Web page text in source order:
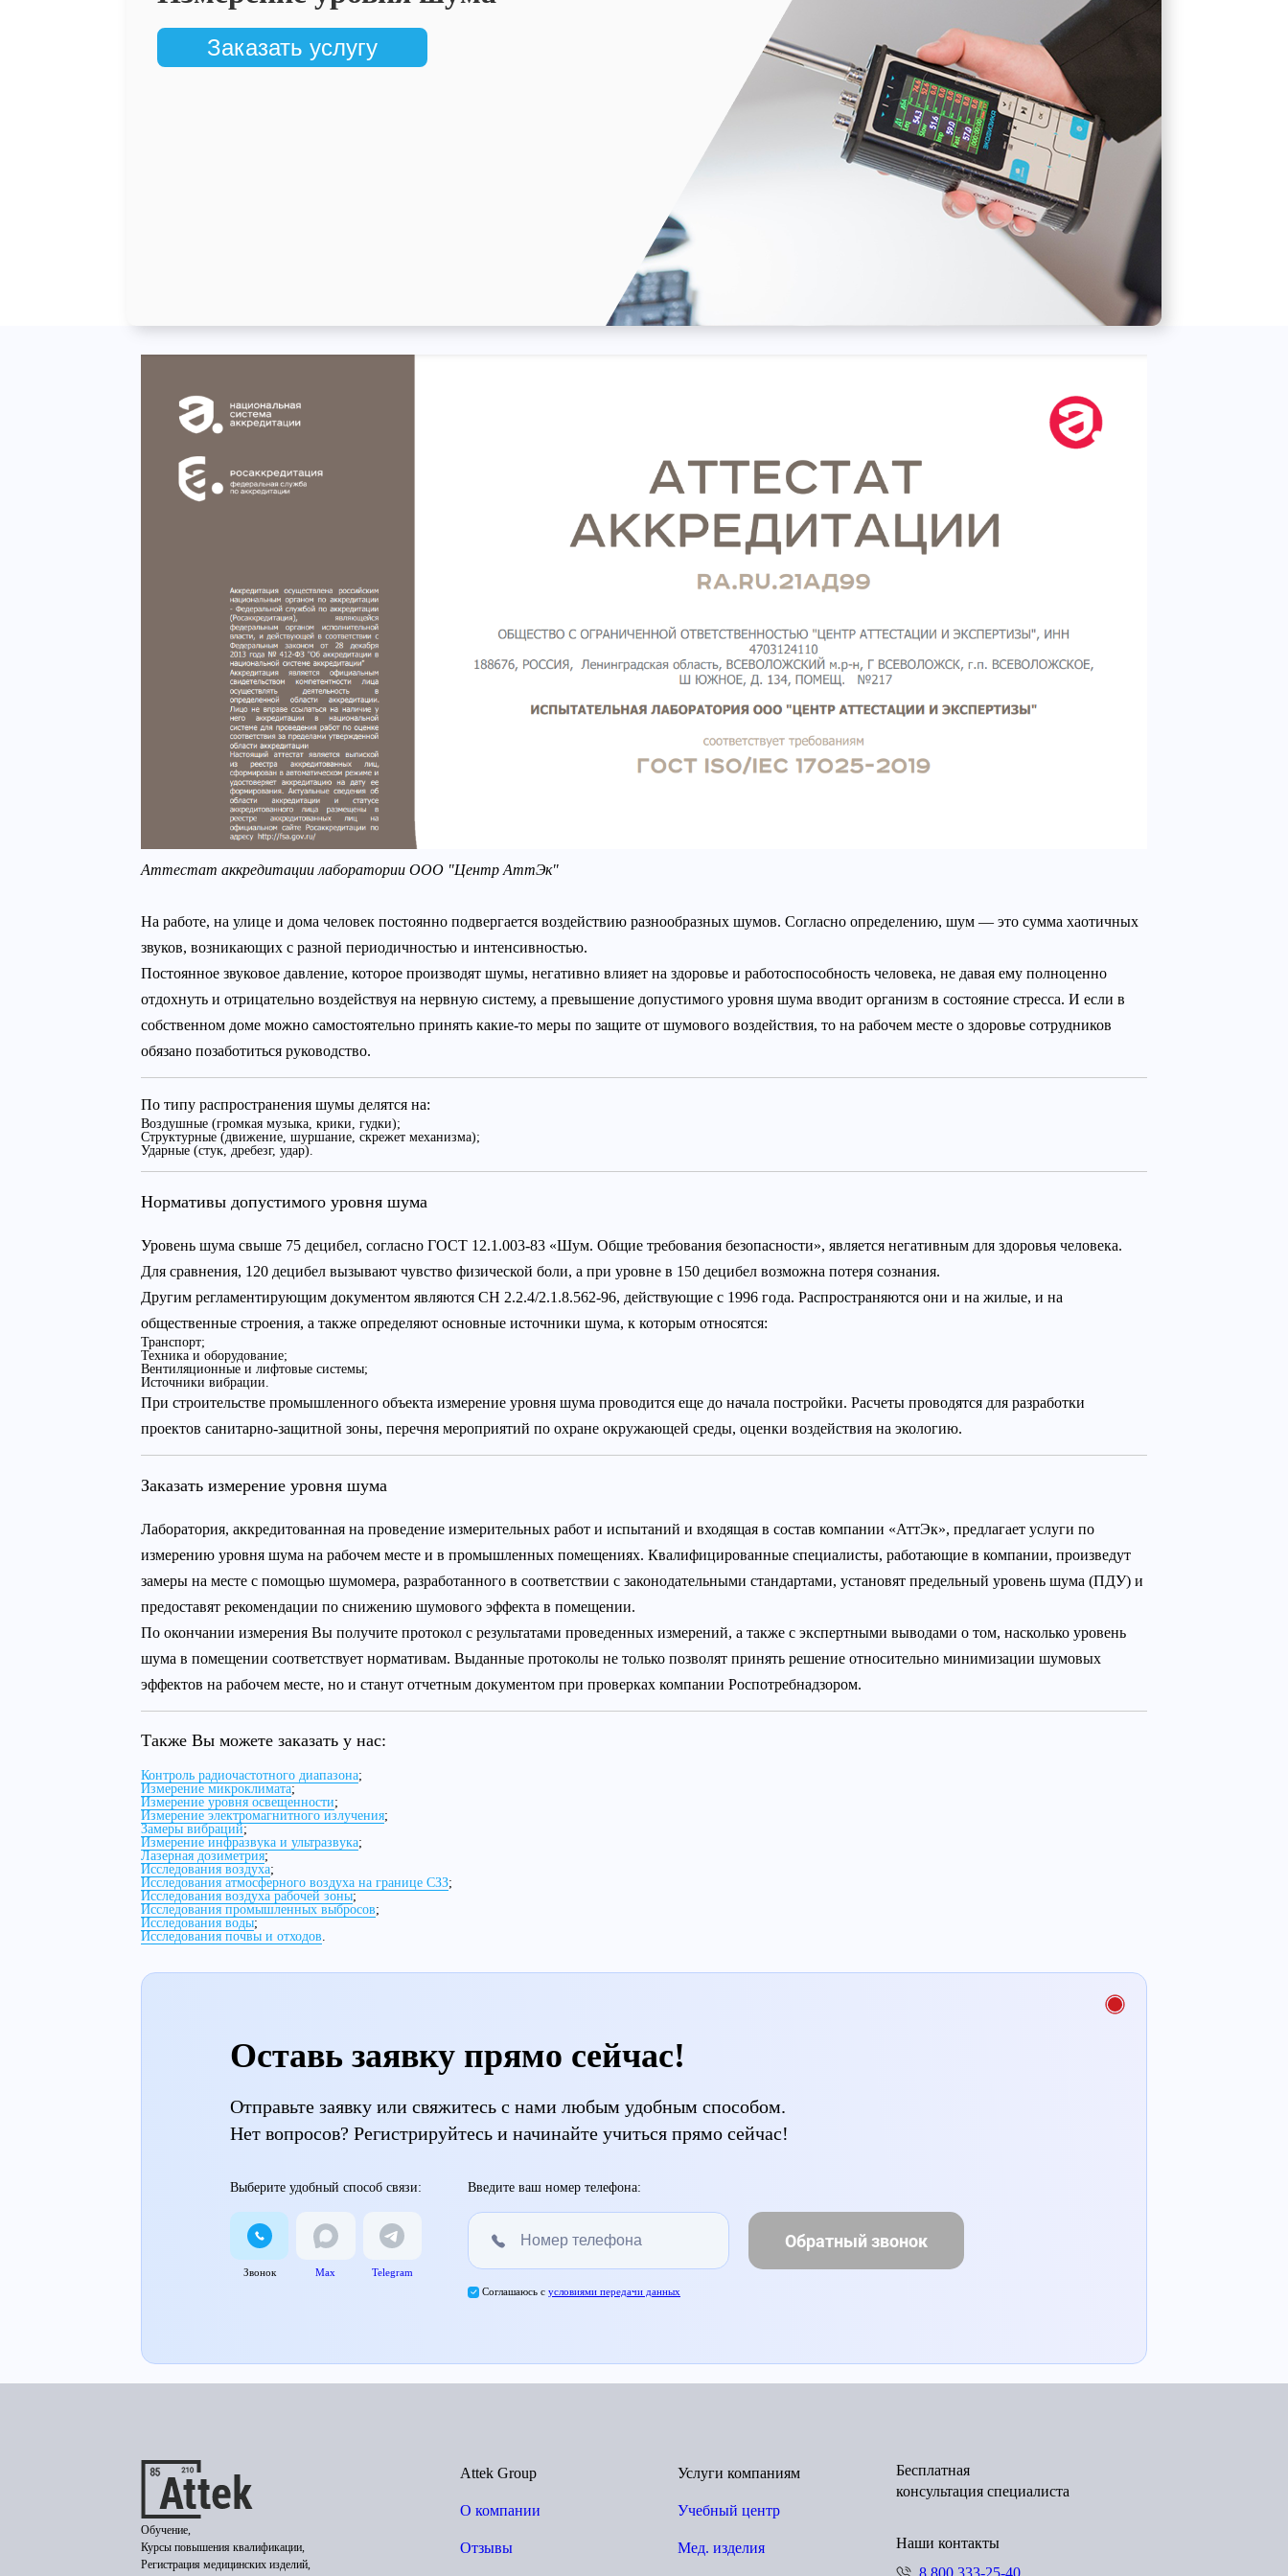
Заказать услугу
Аттестат аккредитации лаборатории ООО "Центр АттЭк"
На работе, на улице и дома человек постоянно подвергается воздействию разнообразных шумов. Согласно определению, шум — это сумма хаотичных
звуков, возникающих с разной периодичностью и интенсивностью.
Постоянное звуковое давление, которое производят шумы, негативно влияет на здоровье и работоспособность человека, не давая ему полноценно
отдохнуть и отрицательно воздействуя на нервную систему, а превышение допустимого уровня шума вводит организм в состояние стресса. И если в
собственном доме можно самостоятельно принять какие-то меры по защите от шумового воздействия, то на рабочем месте о здоровье сотрудников
обязано позаботиться руководство.
По типу распространения шумы делятся на:
Воздушные (громкая музыка, крики, гудки);
Структурные (движение, шуршание, скрежет механизма);
Ударные (стук, дребезг, удар).
Нормативы допустимого уровня шума
Уровень шума свыше 75 децибел, согласно ГОСТ 12.1.003-83 «Шум. Общие требования безопасности», является негативным для здоровья человека.
Для сравнения, 120 децибел вызывают чувство физической боли, а при уровне в 150 децибел возможна потеря сознания.
Другим регламентирующим документом являются СН 2.2.4/2.1.8.562-96, действующие с 1996 года. Распространяются они и на жилые, и на
общественные строения, а также определяют основные источники шума, к которым относятся:
Транспорт;
Техника и оборудование;
Вентиляционные и лифтовые системы;
Источники вибрации.
При строительстве промышленного объекта измерение уровня шума проводится еще до начала постройки. Расчеты проводятся для разработки
проектов санитарно-защитной зоны, перечня мероприятий по охране окружающей среды, оценки воздействия на экологию.
Заказать измерение уровня шума
Лаборатория, аккредитованная на проведение измерительных работ и испытаний и входящая в состав компании «АттЭк», предлагает услуги по
измерению уровня шума на рабочем месте и в промышленных помещениях. Квалифицированные специалисты, работающие в компании, произведут
замеры на месте с помощью шумомера, разработанного в соответствии с законодательными стандартами, установят предельный уровень шума (ПДУ) и
предоставят рекомендации по снижению шумового эффекта в помещении.
По окончании измерения Вы получите протокол с результатами проведенных измерений, а также с экспертными выводами о том, насколько уровень
шума в помещении соответствует нормативам. Выданные протоколы не только позволят принять решение относительно минимизации шумовых
эффектов на рабочем месте, но и станут отчетным документом при проверках компании Роспотребнадзором.
Также Вы можете заказать у нас:
Контроль радиочастотного диапазона;
Измерение микроклимата;
Измерение уровня освещенности;
Измерение электромагнитного излучения;
Замеры вибраций;
Измерение инфразвука и ультразвука;
Лазерная дозиметрия;
Исследования воздуха;
Исследования атмосферного воздуха на границе СЗЗ;
Исследования воздуха рабочей зоны;
Исследования промышленных выбросов;
Исследования воды;
Исследования почвы и отходов.
Оставь заявку прямо сейчас!
Отправьте заявку или свяжитесь с нами любым удобным способом.
Нет вопросов? Регистрируйтесь и начинайте учиться прямо сейчас!
Выберите удобный способ связи:
Звонок Max Telegram
Введите ваш номер телефона:
Обратный звонок
Соглашаюсь с условиями передачи данных
Обучение,
Курсы повышения квалификации,
Регистрация медицинских изделий,
Attek Group
О компании
Отзывы
Услуги компаниям
Учебный центр
Мед. изделия
Бесплатная
консультация специалиста
Наши контакты